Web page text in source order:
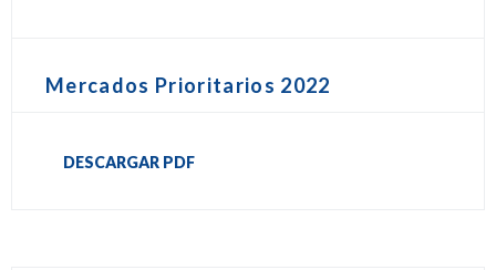
Mercados Prioritarios 2022
DESCARGAR PDF